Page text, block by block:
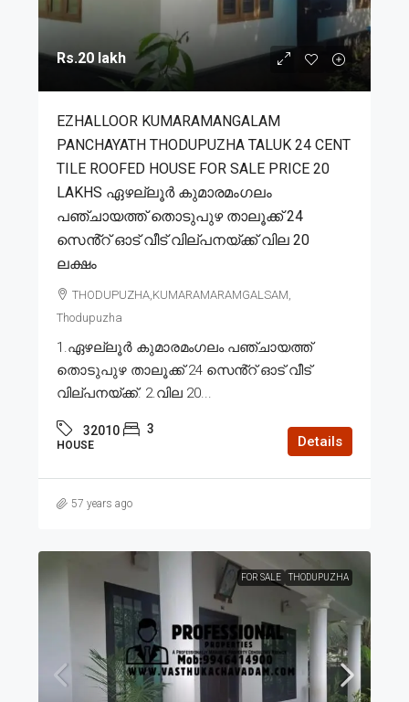
Rs.20 lakh
EZHALLOOR KUMARAMANGALAM
PANCHAYATH THODUPUZHA TALUK 24 CENT
TILE ROOFED HOUSE FOR SALE PRICE 20
LAKHS ഏഴല്ലൂർ കുമാരമംഗലം
പഞ്ചായത്ത് തൊടുപുഴ താലൂക്ക് 24
സെൻ്റ് ഓട് വീട് വില്പനയ്ക്ക് വില 20
ലക്ഷം
THODUPUZHA,KUMARAMARAMGALSAM,
Thodupuzha
1.ഏഴല്ലൂർ കുമാരമംഗലം പഞ്ചായത്ത്
തൊടുപുഴ താലൂക്ക് 24 സെൻ്റ് ഓട് വീട്
വില്പനയ്ക്ക്. 2.വില 20...
32010 3
HOUSE Details
57 years ago
FOR SALE THODUPUZHA